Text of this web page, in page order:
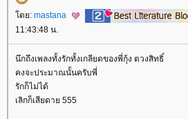
ดย: mastana
11:43:48 น.
นึกถึงเพลงทั้งรักทั้งเกลียดของพี่กุ้ง ตวงสิทธิ์
คงจะประมาณนั้นครับพี่
รักก็ไม่ได้
เลิกก็เสียดาย 555